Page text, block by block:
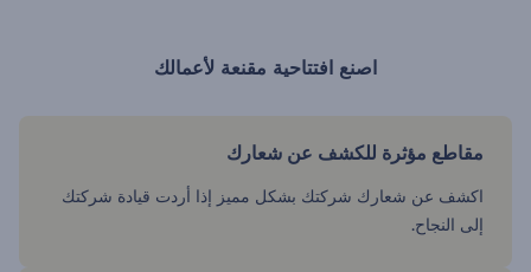
اصنع افتتاحية مقنعة لأعمالك
مقاطع مؤثرة للكشف عن شعارك
اكشف عن شعارك شركتك بشكل مميز إذا أردت قيادة شركتك
إلى النجاح.